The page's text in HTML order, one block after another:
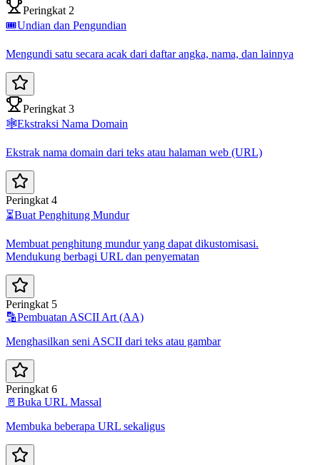
Peringkat 2
🎟️Undian dan Pengundian
Mengundi satu secara acak dari daftar angka, nama, dan lainnya
Peringkat 3
🕸️Ekstraksi Nama Domain
Ekstrak nama domain dari teks atau halaman web (URL)
Peringkat 4
⏳Buat Penghitung Mundur
Membuat penghitung mundur yang dapat dikustomisasi.
Mendukung berbagi URL dan penyematan
Peringkat 5
🔡Pembuatan ASCII Art (AA)
Menghasilkan seni ASCII dari teks atau gambar
Peringkat 6
🚪 Buka URL Massal
Membuka beberapa URL sekaligus